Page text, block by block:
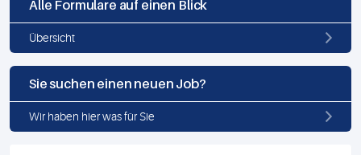
Alle Formulare auf einen Blick
Übersicht
Sie suchen einen neuen Job?
Wir haben hier was für Sie